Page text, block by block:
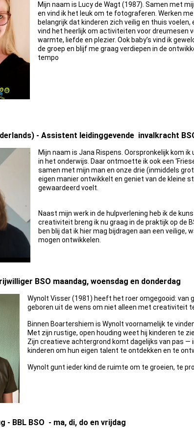
Mijn naam is Lucy de Wagt (1987). Samen met
en vind ik het leuk om te fotograferen. Werken
belangrijk dat kinderen zich veilig en thuis
vind het heerlijk om activiteiten voor dreumesen
warmte, liefde en plezier. Ook baby’s vind ik
de groep en blijf me graag verdiepen in de
tempo
- Assistent leidinggevende invalkracht
Mijn naam is Jana Rispens. Oorspronkelijk kom
in het onderwijs. Daar ontmoette ik ook een
samen met mijn man en onze drie (inmiddels
eigen manier ontwikkelt en geniet van de kleine
gewaardeerd voelt.
Naast mijn werk in de hulpverlening heb ik de
creativiteit breng ik nu graag in de praktijk op de
ben blij dat ik hier mag bijdragen aan een
mogen ontwikkelen.
BSO maandag, woensdag en donderdag
Wynolt Visser (1981) heeft het roer omgegooid:
geboren uit de wens om niet alleen met creativiteit
Binnen Boartershiem is Wynolt voornamelijk te
Met zijn rustige, open houding weet hij kinderen te
Zijn creatieve achtergrond komt dagelijks van pas
kinderen om hun eigen talent te ontdekken en te
Wynolt gunt ieder kind de ruimte om te groeien, te
- BBL BSO - ma, di, do en vrijdag